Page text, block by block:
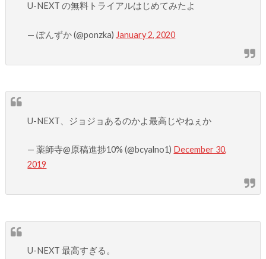
U-NEXT の無料トライアルはじめてみたよ
— ぽんずか (@ponzka) January 2, 2020
U-NEXT、ジョジョあるのかよ最高じやねぇか
— 薬師寺@原稿進捗10% (@bcyalno1) December 30,
2019
U-NEXT 最高すぎる。